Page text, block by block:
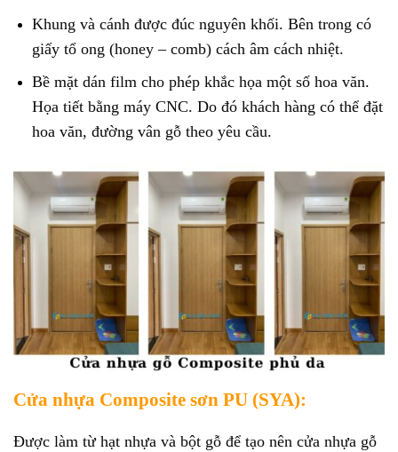
Khung và cánh được đúc nguyên khối. Bên trong có
giấy tổ ong (honey – comb) cách âm cách nhiệt.
Bề mặt dán film cho phép khắc họa một số hoa văn.
Họa tiết bằng máy CNC. Do đó khách hàng có thể đặt
hoa văn, đường vân gỗ theo yêu cầu.
Cửa nhựa Composite sơn PU (SYA):
Được làm từ hạt nhựa và bột gỗ để tạo nên cửa nhựa gỗ